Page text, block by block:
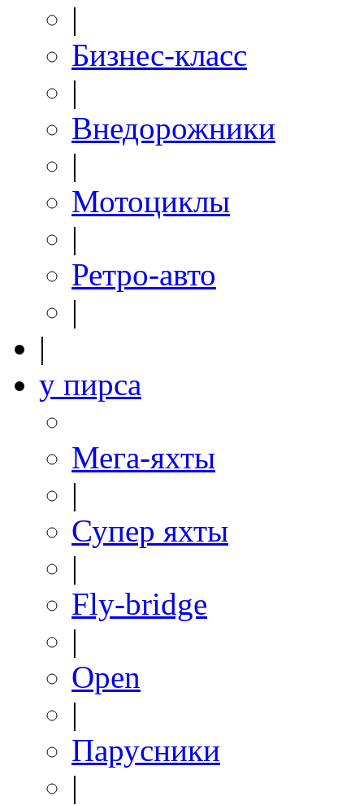
|
Бизнес-класс
|
Внедорожники
|
Мотоциклы
|
Ретро-авто
|
|
у пирса
Мега-яхты
|
Супер яхты
|
Fly-bridge
|
Open
|
Парусники
|